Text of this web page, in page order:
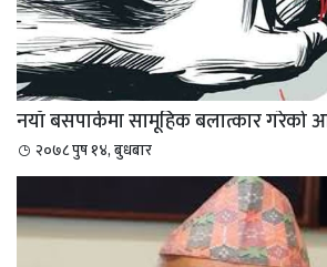
नयाँ बसपार्कमा सामूहिक बलात्कार गरेको
२०७८ पुष १४, बुधबार